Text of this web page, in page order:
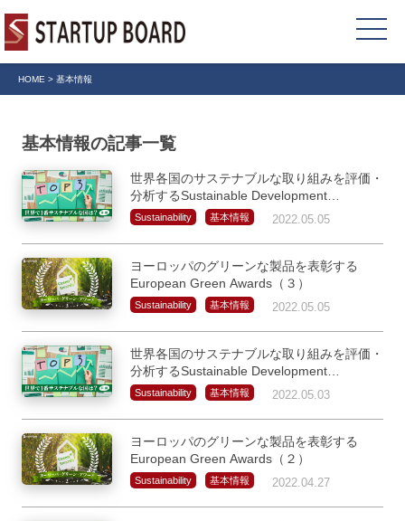
HOME > 基本情報
基本情報の記事一覧
世界各国のサステナブルな取り組みを評価・
分析するSustainable Development
Report（後編）
Sustainability 基本情報 2022.05.05
ヨーロッパのグリーンな製品を表彰する
European Green Awards（３）
Sustainability 基本情報 2022.05.05
世界各国のサステナブルな取り組みを評価・
分析するSustainable Development
Report（前編）
Sustainability 基本情報 2022.05.03
ヨーロッパのグリーンな製品を表彰する
European Green Awards（２）
Sustainability 基本情報 2022.04.27